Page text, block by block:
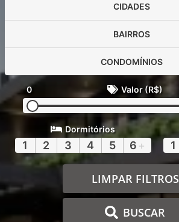
CIDADES
BAIRROS
CONDOMÍNIOS
0 Valor (R$)
Dormitórios
1 2 3 4 5 6 + 1
LIMPAR FILTROS
BUSCAR